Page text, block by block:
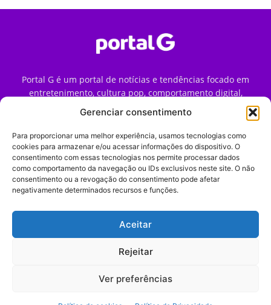
Gerenciar consentimento
Para proporcionar uma melhor experiência, usamos tecnologias como
cookies para armazenar e/ou acessar informações do dispositivo. O
consentimento com essas tecnologias nos permite processar dados
como comportamento da navegação ou IDs exclusivos neste site. O não
consentimento ou a revogação do consentimento pode afetar
negativamente determinados recursos e funções.
Aceitar
Rejeitar
Ver preferências
Portal G é um portal de notícias e tendências focado em
entretenimento, cultura pop, comportamento digital,
streaming, games e iniciativas de marca que impactam a
forma como o público vive e consome internet no Brasil.
Contato:contato@portalg.com.br
Início Sobre
Termos de Uso
Política de Privacidade
Contato